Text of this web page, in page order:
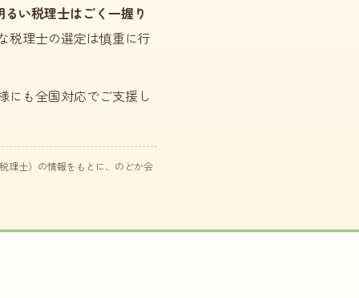
い税理士はごく一握り
税理士の選定は慎重に行
にも全国対応でご支援し
理士）の情報をもとに、のどか会